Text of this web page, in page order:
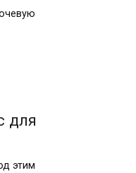
для
этим